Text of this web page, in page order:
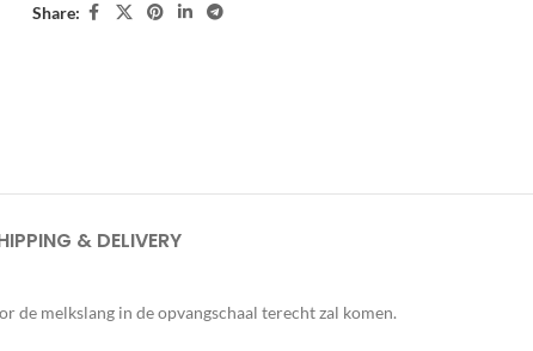
Share:
& DELIVERY
de melkslang in de opvangschaal terecht zal komen.